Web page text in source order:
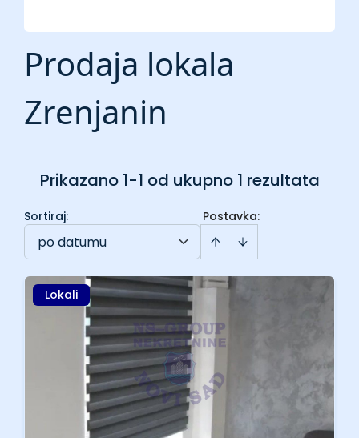
Prodaja lokala
Zrenjanin
Prikazano 1-1 od ukupno 1 rezultata
Postavka:
Sortiraj:
po datumu
Lokali